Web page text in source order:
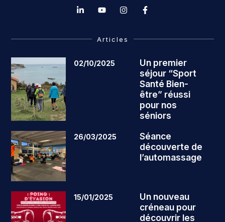
Articles
02/10/2025
Un premier
séjour “Sport
Santé Bien-
être” réussi
pour nos
séniors
26/03/2025
Séance
découverte de
l’automassage
15/01/2025
Un nouveau
créneau pour
découvrir les